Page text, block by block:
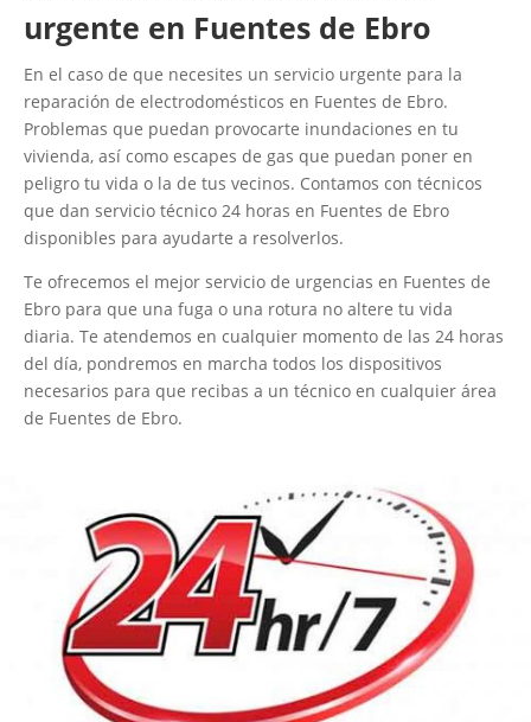
urgente en Fuentes de Ebro
En el caso de que necesites un servicio urgente para la
reparación de electrodomésticos en Fuentes de Ebro.
Problemas que puedan provocarte inundaciones en tu
vivienda, así como escapes de gas que puedan poner en
peligro tu vida o la de tus vecinos. Contamos con técnicos
que dan servicio técnico 24 horas en Fuentes de Ebro
disponibles para ayudarte a resolverlos.
Te ofrecemos el mejor servicio de urgencias en Fuentes de
Ebro para que una fuga o una rotura no altere tu vida
diaria. Te atendemos en cualquier momento de las 24 horas
del día, pondremos en marcha todos los dispositivos
necesarios para que recibas a un técnico en cualquier área
de Fuentes de Ebro.